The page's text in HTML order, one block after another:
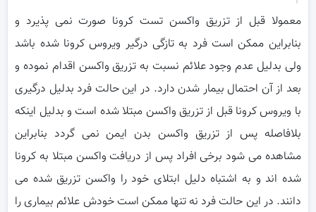
معمولا قبل از تزریق واکسن تست کرونا صورت نمی پذیرد و
بنابراین ممکن است فرد به تازگی درگیر ویروس کرونا شده باشد
ولی بدلیل عدم وجود علائم نسبت به تزریق واکسن اقدام نموده و
بعد از آن احتمال بیمار شدن دارد. در این حالت فرد بدلیل درگیری
با ویروس کرونا قبل از تزریق واکسن مبتلا شده است و بدلیل اینکه
بلافاصله پس از تزریق واکسن بدن ایمن نمی گردد بنابراین
مشاهده می شود برخی افراد پس از دریافت واکسن مبتلا به کرونا
شده اند و به اشتباه دلیل ابتلای خود را واکسن تزریق شده می
دانند. در این حالت فرد نه تنها ممکن است خودش علائم بیماری را